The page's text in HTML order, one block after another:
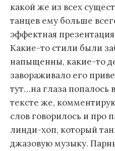
какой же из всех
танцев ему больше
эффектная
Какие-то стили были
напыщенны, какие-то
завораживало его
тут…на глаза попалось
тексте же,
слов говорилось и про
линди-хоп, который
джазовую музыку.